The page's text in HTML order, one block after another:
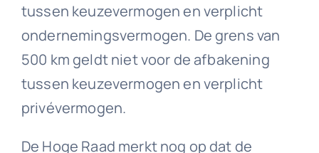
tussen keuzevermogen en verplicht
ondernemingsvermogen. De grens van
500 km geldt niet voor de afbakening
tussen keuzevermogen en verplicht
privévermogen.
De Hoge Raad merkt nog op dat de